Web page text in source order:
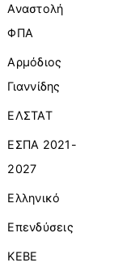
Αναστολή
ΦΠΑ
Αρμόδιος
Γιαννίδης
ΕΛΣΤΑΤ
ΕΣΠΑ 2021-
2027
Ελληνικό
Επενδύσεις
ΚΕΒΕ